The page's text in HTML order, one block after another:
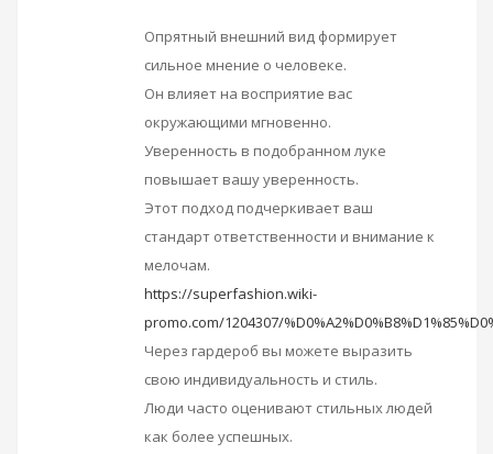
Опрятный внешний вид формирует
сильное мнение о человеке.
Он влияет на восприятие вас
окружающими мгновенно.
Уверенность в подобранном луке
повышает вашу уверенность.
Этот подход подчеркивает ваш
стандарт ответственности и внимание к
мелочам.
https://superfashion.wiki-
promo.com/1204307/
Через гардероб вы можете выразить
свою индивидуальность и стиль.
Люди часто оценивают стильных людей
как более успешных.